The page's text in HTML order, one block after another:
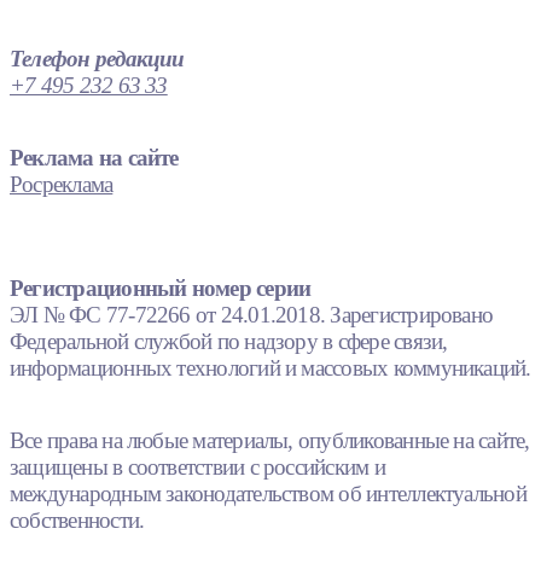
Телефон редакции
+7 495 232 63 33
Реклама на сайте
Росреклама
Регистрационный номер серии
ЭЛ № ФС 77-72266 от 24.01.2018. Зарегистрировано
Федеральной службой по надзору в сфере связи,
информационных технологий и массовых коммуникаций.
Все права на любые материалы, опубликованные на сайте,
защищены в соответствии с российским и
международным законодательством об интеллектуальной
собственности.